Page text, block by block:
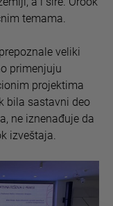
temama.
veliki
primenjuju
projektima
bila sastavni deo
ne iznenađuje da
izveštaja.